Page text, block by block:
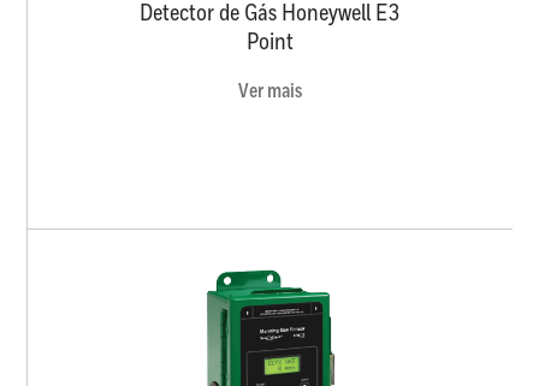
Detector de Gás Honeywell E3
Point
Ver mais